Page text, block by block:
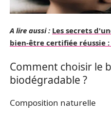
A lire aussi : Les secrets
bien-être certifiée réussie
Comment choisir le
biodégradable ?
Composition naturelle